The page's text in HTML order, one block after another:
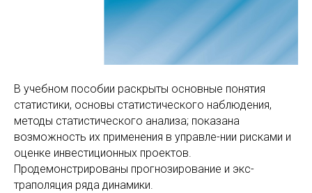
В учебном пособии раскрыты основные понятия
статистики, основы статистического наблюдения,
методы статистического анализа; показана
возможность их применения в управле-нии рисками и
оценке инвестиционных проектов.
Продемонстрированы прогнозирование и экс-
траполяция ряда динамики.